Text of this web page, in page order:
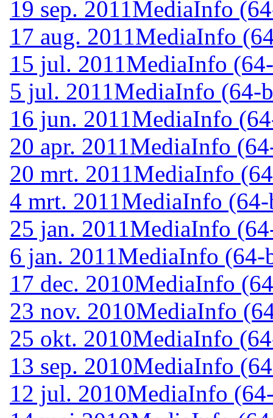
19 sep. 2011 MediaInfo
17 aug. 2011 MediaInfo
15 jul. 2011 MediaInfo
5 jul. 2011 MediaInfo (64-
16 jun. 2011 MediaInfo
20 apr. 2011 MediaInfo
20 mrt. 2011 MediaInfo
4 mrt. 2011 MediaInfo
25 jan. 2011 MediaInfo
6 jan. 2011 MediaInfo (64-
17 dec. 2010MediaInfo
23 nov. 2010MediaInfo
25 okt. 2010MediaInfo
13 sep. 2010MediaInfo
12 jul. 2010MediaInfo